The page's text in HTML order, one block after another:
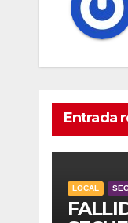
Entrada
LOCAL